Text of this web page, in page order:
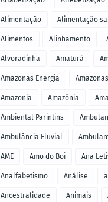
Alimentação Alimentação
Alimentos Alinhamento
Alvoradinha Amaturá
Amazonas Energia
Amazonia Amazônia
Ambiental Parintins
Ambulância Fluvial
AME Amo do Boi Ana
Analfabetismo Análise
Ancestralidade Animais